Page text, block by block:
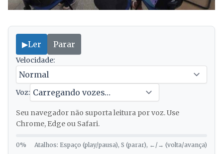
▶Ler Parar
Velocidade:
Voz:
Seu navegador não suporta leitura por voz. Use
Chrome, Edge ou Safari.
0% Atalhos: Espaço (play/pausa), S (parar), ←/→ (volta/avança)